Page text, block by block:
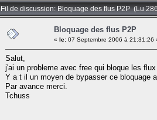
Fil de discussion: Bloquage des flus P2P (Lu
Bloquage des flus P2P
« le: 07 Septembre 2006 à 21:31:26
Salut,
j'ai un probleme avec free qui bloque les
Y a t il un moyen de bypasser ce bloquage
Par avance merci.
Tchuss